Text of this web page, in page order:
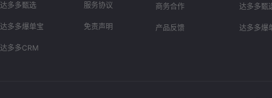
达多多甄选
达多多爆单宝
达多多CRM
服务协议
免责声明
商务合作
产品反馈
达多多甄
达多多爆